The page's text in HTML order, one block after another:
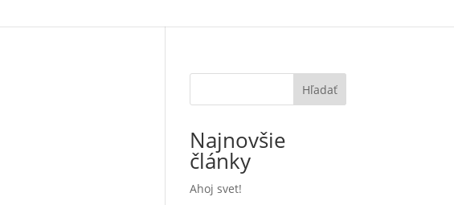
Hľadať
Najnovšie
články
Ahoj svet!